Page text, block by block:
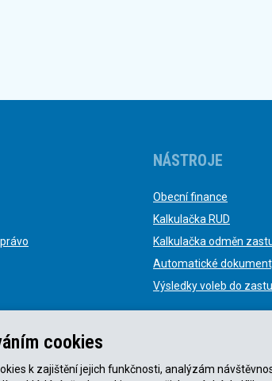
NÁSTROJE
Obecní finance
Kalkulačka RUD
Kalkulačka odměn
Automatické
Výsledky voleb do
cookies
k zajištění jejich funkčnosti, analýzám